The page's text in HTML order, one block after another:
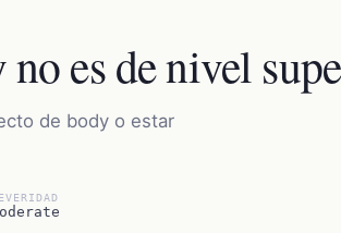
es de nivel
de body o estar